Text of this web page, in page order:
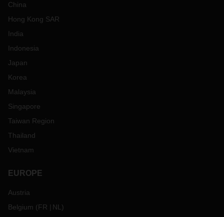
China
Hong Kong SAR
India
Indonesia
Japan
Korea
Malaysia
Singapore
Taiwan Region
Thailand
Vietnam
EUROPE
Austria
Belgium (FR NL )